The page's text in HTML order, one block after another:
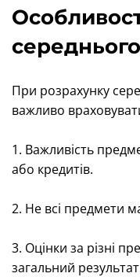
При розрахунку
важливо
1. Важливість
або кредитів.
2. Не всі предмети
3. Оцінки за різні
загальний